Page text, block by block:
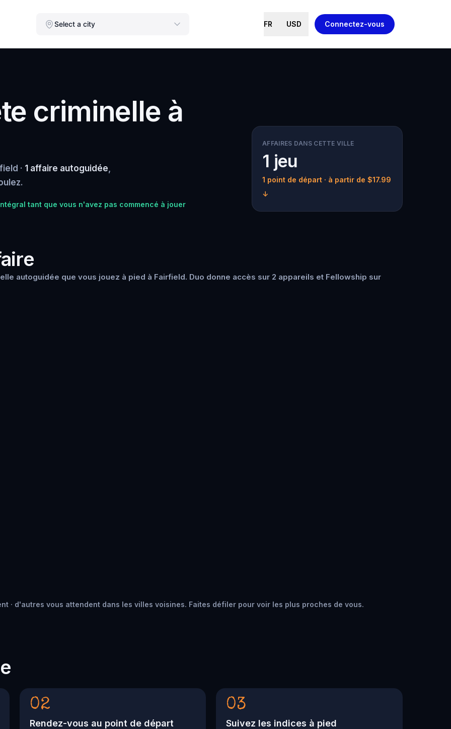
Select a city FR USD Connectez-vous
criminelle à
· 1 affaire autoguidée,
tant que vous n'avez pas commencé à jouer
AFFAIRES DANS CETTE VILLE
1 jeu
1 point de départ · à partir de $17.99
↓
autoguidée que vous jouez à pied à Fairfield. Duo donne accès sur 2 appareils et Fellowship sur
· d'autres vous attendent dans les villes voisines. Faites défiler pour voir les plus proches de vous.
02
Rendez-vous au point de départ
03
Suivez les indices à pied